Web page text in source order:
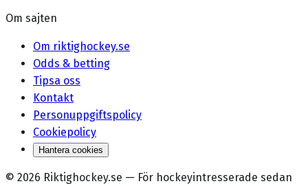
Om sajten
Om riktighockey.se
Odds & betting
Tipsa oss
Kontakt
Personuppgiftspolicy
Cookiepolicy
Hantera cookies
© 2026 Riktighockey.se — För hockeyintresserade sedan